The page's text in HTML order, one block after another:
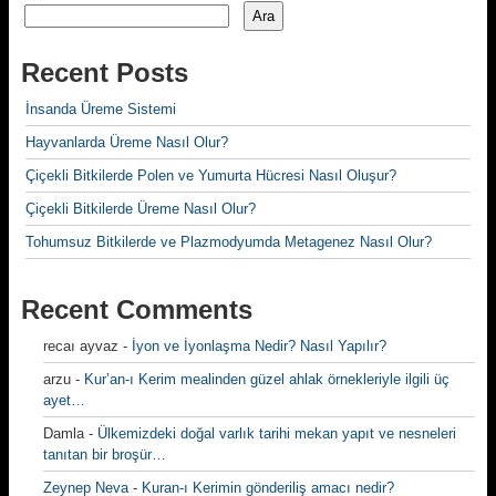
Ara
Recent Posts
İnsanda Üreme Sistemi
Hayvanlarda Üreme Nasıl Olur?
Çiçekli Bitkilerde Polen ve Yumurta Hücresi Nasıl Oluşur?
Çiçekli Bitkilerde Üreme Nasıl Olur?
Tohumsuz Bitkilerde ve Plazmodyumda Metagenez Nasıl Olur?
Recent Comments
recaı ayvaz - İyon ve İyonlaşma Nedir? Nasıl Yapılır?
arzu - Kur’an-ı Kerim mealinden güzel ahlak örnekleriyle ilgili üç
ayet…
Damla- Ülkemizdeki doğal varlık tarihi mekan yapıt ve nesneleri
tanıtan bir broşür…
Zeynep Neva- Kuran-ı Kerimin gönderiliş amacı nedir?